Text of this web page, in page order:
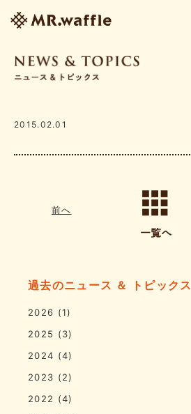
2015.02.01
前へ
過去のニュース ＆ トピックス
2026 (1)
2025 (3)
2024 (4)
2023 (2)
2022 (4)